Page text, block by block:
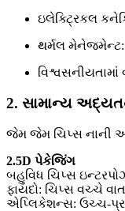
ઇલેક્ટ્રિકલ
થર્મલ મેનેજમેન્ટ:
વિશ્વસનીયતામાં
2. સામાન્ય
જેમ જેમ ચિપ્સ નાની
2.5D પેકેજિંગ
બહુવિધ ચિપ્સ
ફાયદો: ચિપ્સ વચ્ચે
એપ્લિકેશન્સ: ઉચ્ચ-